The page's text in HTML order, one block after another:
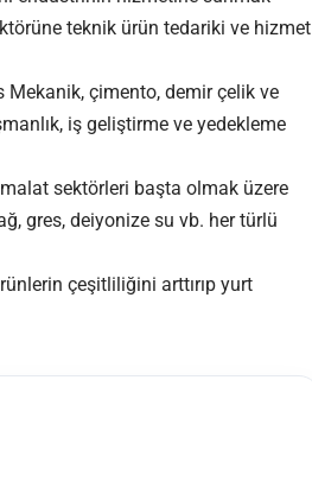
teknik ürün tedariki ve hizmet
Mekanik, çimento, demir çelik ve
iş geliştirme ve yedekleme
sektörleri başta olmak üzere
gres, deiyonize su vb. her türlü
çeşitliliğini arttırıp yurt